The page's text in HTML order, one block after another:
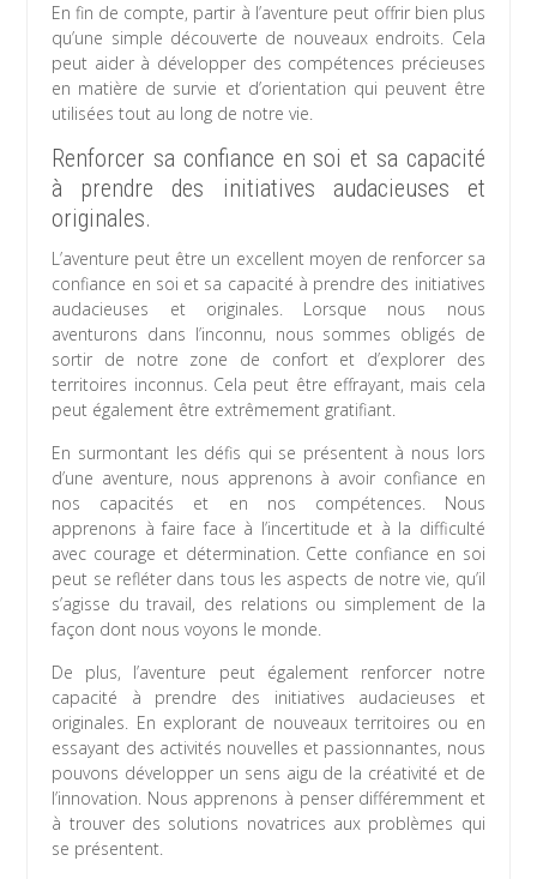
En fin de compte, partir à l’aventure peut offrir bien plus
qu’une simple découverte de nouveaux endroits. Cela
peut aider à développer des compétences précieuses
en matière de survie et d’orientation qui peuvent être
utilisées tout au long de notre vie.
Renforcer sa confiance en soi et sa capacité
à prendre des initiatives audacieuses et
originales.
L’aventure peut être un excellent moyen de renforcer sa
confiance en soi et sa capacité à prendre des initiatives
audacieuses et originales. Lorsque nous nous
aventurons dans l’inconnu, nous sommes obligés de
sortir de notre zone de confort et d’explorer des
territoires inconnus. Cela peut être effrayant, mais cela
peut également être extrêmement gratifiant.
En surmontant les défis qui se présentent à nous lors
d’une aventure, nous apprenons à avoir confiance en
nos capacités et en nos compétences. Nous
apprenons à faire face à l’incertitude et à la difficulté
avec courage et détermination. Cette confiance en soi
peut se refléter dans tous les aspects de notre vie, qu’il
s’agisse du travail, des relations ou simplement de la
façon dont nous voyons le monde.
De plus, l’aventure peut également renforcer notre
capacité à prendre des initiatives audacieuses et
originales. En explorant de nouveaux territoires ou en
essayant des activités nouvelles et passionnantes, nous
pouvons développer un sens aigu de la créativité et de
l’innovation. Nous apprenons à penser différemment et
à trouver des solutions novatrices aux problèmes qui
se présentent.